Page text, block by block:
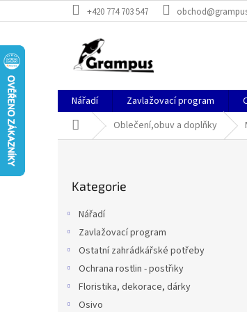
na
+420 774 703 547
Nářadí Zavlažovací program
Domů Oblečení,obuv a doplňky
kategorie
Kategorie
Nářadí
Zavlažovací program
Ostatní zahrádkářské potřeby
Ochrana rostlin - postřiky
Floristika, dekorace, dárky
Osivo